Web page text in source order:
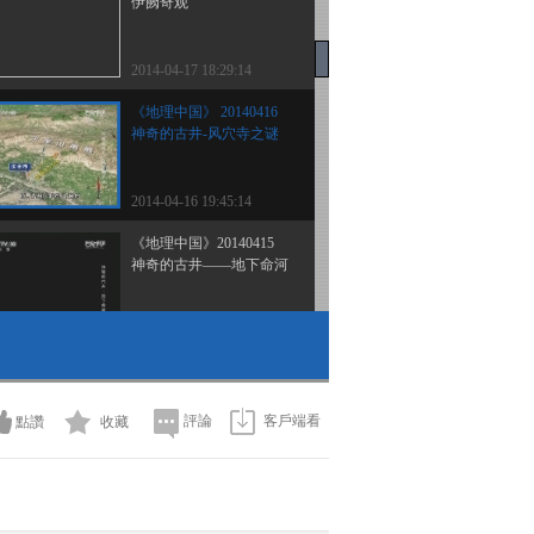
2014-04-17 18:29:14
《地理中国》 20140416
神奇的古井-风穴寺之谜
2014-04-16 19:45:14
《地理中国》20140415
神奇的古井——地下命河
2014-04-14 18:54:14
神奇的古井-飞水井
點讚 收藏 評論 客戶端看